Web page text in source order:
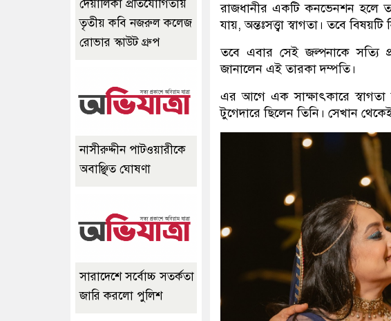
রাজধানীর একটি কনভেনশন হলে
যায়, অন্তঃসত্ত্বা স্বাগতা। তবে
তবে এবার সেই জল্পনাকে সত্যি
জানালেন এই তারকা দম্পতি।
এর আগে এক সাক্ষাৎকারে স্বাগতা
টুগেদারে ছিলেন তিনি। সেখান
দেয়ালিকা প্রতিযোগিতায়
তৃতীয় কবি নজরুল কলেজ
রোভার স্কাউট গ্রুপ
নাসীরুদ্দীন পাটওয়ারীকে
অবাঞ্ছিত ঘোষণা
সারাদেশে সর্বোচ্চ সতর্কতা
জারি করলো পুলিশ